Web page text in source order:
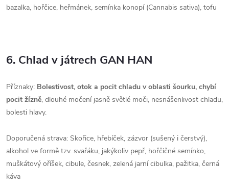
bazalka, hořčice, heřmánek, semínka konopí (Cannabis sativa), tofu
6. Chlad v játrech GAN HAN
Příznaky: Bolestivost, otok a pocit chladu v oblasti šourku, chybí
pocit žízně, dlouhé močení jasně světlé moči, nesnášenlivost chladu,
bolesti hlavy.
Doporučená strava: Skořice, hřebíček, zázvor (sušený i čerstvý),
alkohol ve formě tzv. svařáku, jakýkoliv pepř, hořčičné semínko,
muškátový oříšek, cibule, česnek, zelená jarní cibulka, pažitka, černá
káva